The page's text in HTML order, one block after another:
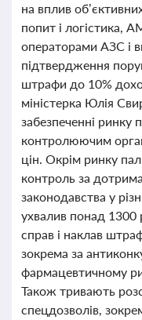
на вплив
попит і логістика,
операторами АЗС і
підтвердження
штрафи до 10%
міністерка Юлія
забезпеченні ринку
контролюючим
цін. Окрім ринку
контроль за
законодавства у
ухвалив понад 1300
справ і наклав
зокрема за
фармацевтичному
Також тривають
спецдозволів,